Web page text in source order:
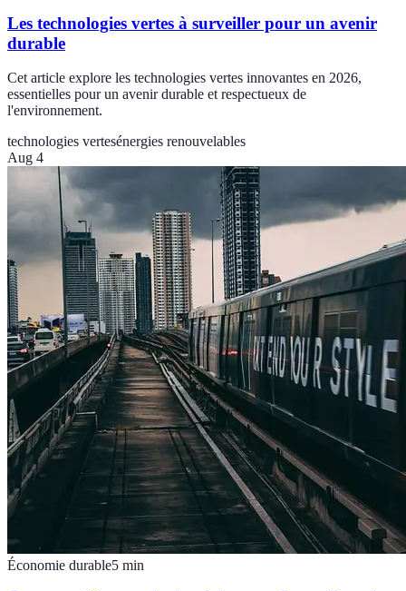
Les technologies vertes à surveiller pour un avenir
durable
Cet article explore les technologies vertes innovantes en 2026,
essentielles pour un avenir durable et respectueux de
l'environnement.
technologies vertesénergies renouvelables
Aug 4
Économie durable5 min